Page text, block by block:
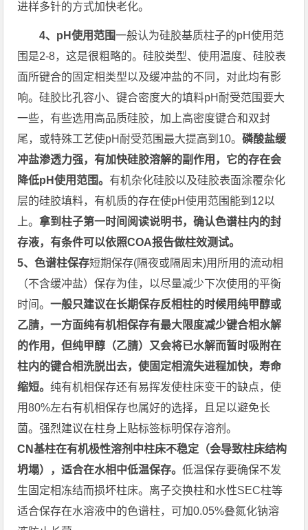
进样多针的方式加快老化。
4、pH使用范围一般认为硅胶基质柱子的pH使用范
围是2-8，这是很粗略的。硅胶类型、使用温度、硅胶表
面所键合的固定相类型以及缓冲盐的不同，对此均有影
响。硅胶比孔容小、键合密度大的填料pH耐受范围要大
一些，有些选用高品质硅胶，加上高密度键合和双封
尾，或特殊工艺使pH耐受范围最大提高到10。磷酸盐缓
冲盐渗透力强，有加快硅胶溶解的副作用，它的存在会
降低pH使用范围。 有机杂化硅胶以及硅胶表面涂覆杂化
层的硅胶填料，有机质的存在使pH使用范围能到12以
上。拿到柱子第一时间阅读说明书，确认色谱柱内的封
存液，有条件可以依照COA报告做柱效测试。
5、色谱柱保存短期保存(隔夜或隔周末)用所用的流动相
（不含缓冲盐）保存为佳，以尽量减少下次使用的平衡
时间。一般只建议在长期保存反相柱的时候用纯甲醇或
乙腈，一方面纯有机相保存有最大限度减少键合相水解
的作用，但纯甲醇（乙腈）又会将已水解而暂时吸附在
柱内的键合相洗脱出去，使固定相流失进程加快，寿命
缩短。纯有机相保存还有易挥发使柱床变干的缺点，使
用80%左右有机相保存也属好的选择，且足以避免长
菌。强烈建议在柱身上贴标签标明保存溶剂。
CN基柱在有机极性溶剂中柱床不稳定（会导致柱床结构
坍塌），适合在水相中低温保存。低温保存要确保不发
生固定相冻结而损坏柱床。离子交换柱和水性SEC柱等
适合保存在水溶液中的色谱柱，可加0.05%叠氮化钠溶